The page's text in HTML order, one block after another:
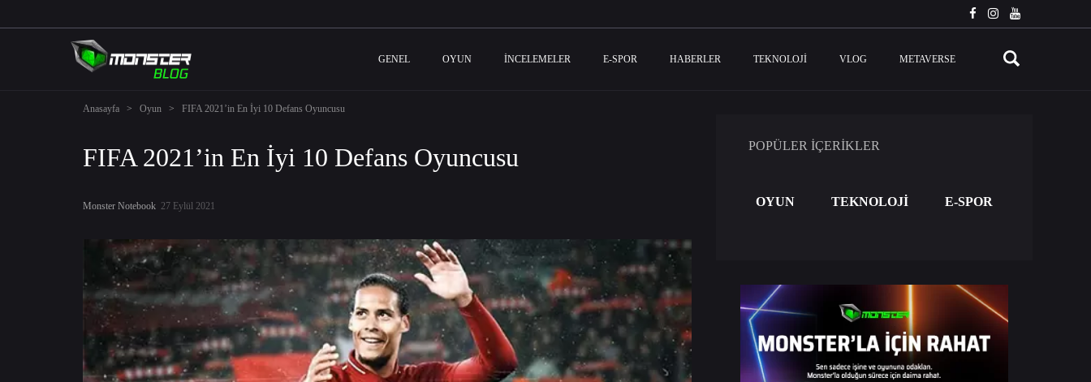
GENEL OYUN İNCELEMELER E-SPOR HABERLER TEKNOLOJI VLOG METAVERSE
Anasayfa > Oyun > FIFA 2021’in En İyi 10 Defans Oyuncusu
FIFA 2021’in En İyi 10 Defans Oyuncusu
Monster Notebook 27 Eylül 2021
POPÜLER İÇERİKLER
OYUN TEKNOLOJİ E-SPOR